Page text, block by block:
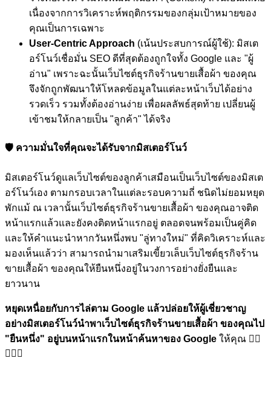
เนื่องจากการวิเคราะห์พฤติกรรมของกลุ่มเป้าหมายของ
คุณเป็นการเฉพาะ
User-Centric Approach (เน้นประสบการณ์ผู้ใช้): มิสเต
อร์โนว์เชื่อมั่น SEO ดีที่สุดต้องถูกใจทั้ง Google และ "ผู้
อ่าน" เพราะฉะนั้นเว็บไซต์ธุรกิจร้านขายเสื้อผ้า ของคุณ
จึงจักถูกพัฒนาให้โหลดข้อมูลในแต่ละหน้าเว็บได้อย่าง
รวดเร็ว รวมทั้งต้องอ่านง่าย เพื่อผลลัพธ์สุดท้าย เปลี่ยนผู้
เข้าชมให้กลายเป็น "ลูกค้า" ได้จริง
🛡️ ความมั่นใจที่คุณจะได้รับจากมิสเตอร์โนว์
มิสเตอร์โนว์ดูแลเว็บไซต์ของลูกค้าเสมือนเป็นเว็บไซต์ของมิสเต
อร์โนว์เอง ตามกรอบเวลาในแต่ละรอบความถี่ ชนิดไม่ยอมหยุด
พักแม้ ณ เวลานั้นเว็บไซต์ธุรกิจร้านขายเสื้อผ้า ของคุณอาจติด
หน้าแรกแล้วและยังคงติดหน้าแรกอยู่ ตลอดจนพร้อมเป็นคู่คิด
และให้คำแนะนำหากวันหนึ่งพบ "ลู่ทางใหม่" ที่คิดวิเคราะห์และ
มองเห็นแล้วว่า สามารถนำมาเสริมเขี้ยวเล็บเว็บไซต์ธุรกิจร้าน
ขายเสื้อผ้า ของคุณให้ยืนหนึ่งอยู่ในวงการอย่างยั่งยืนและ
ยาวนาน
หยุดเหนื่อยกับการไล่ตาม Google แล้วปล่อยให้ผู้เชี่ยวชาญ
อย่างมิสเตอร์โนว์นำพาเว็บไซต์ธุรกิจร้านขายเสื้อผ้า ของคุณไป
"ยืนหนึ่ง" อยู่บนหน้าแรกในหน้าค้นหาของ Google ให้คุณ 🏋🏼
💪🏼🎉